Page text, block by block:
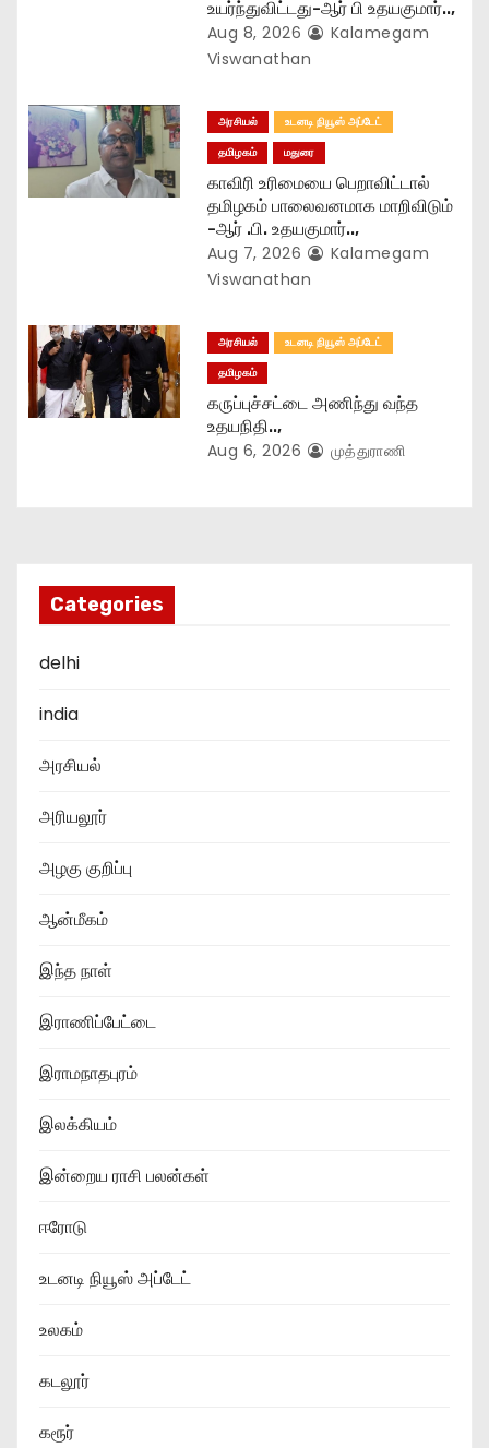
உயர்ந்துவிட்டது-ஆர் பி உதயகுமார்..,
Aug 8, 2026
Kalamegam
Viswanathan
அரசியல்
உடனடி நியூஸ் அப்டேட்
தமிழகம்
மதுரை
காவிரி உரிமையை பெறாவிட்டால்
தமிழகம் பாலைவனமாக மாறிவிடும்
-ஆர் .பி. உதயகுமார்..,
Aug 7, 2026
Kalamegam
Viswanathan
அரசியல்
உடனடி நியூஸ் அப்டேட்
தமிழகம்
கருப்புச்சட்டை அணிந்து வந்த
உதயநிதி..,
Aug 6, 2026 முத்துராணி
Categories
delhi
india
அரசியல்
அரியலூர்
அழகு குறிப்பு
ஆன்மீகம்
இந்த நாள்
இராணிப்பேட்டை
இராமநாதபுரம்
இலக்கியம்
இன்றைய ராசி பலன்கள்
ஈரோடு
உடனடி நியூஸ் அப்டேட்
உலகம்
கடலூர்
கரூர்